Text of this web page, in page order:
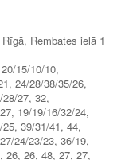
Rembates ielā 1
15/10/10,
24/28/38/35/26,
27, 32,
19/19/16/32/24,
39/31/41, 44,
24/23/23, 36/19,
26, 26, 48, 27, 27,